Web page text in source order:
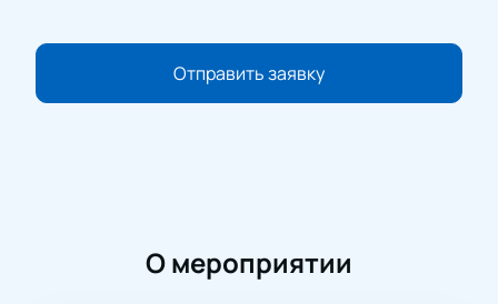
Отправить заявку
О мероприятии